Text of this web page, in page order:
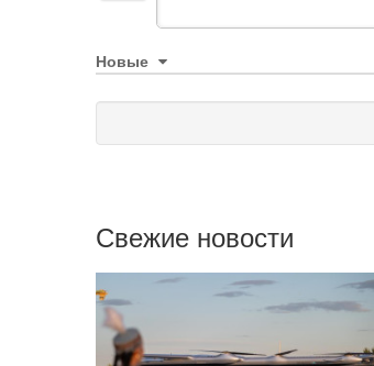
Новые
Свежие новости